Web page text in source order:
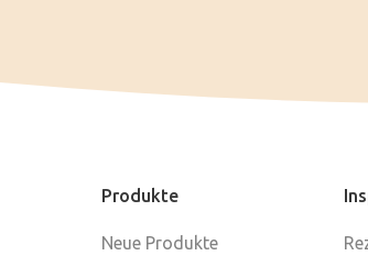
Produkte
Neue Produkte